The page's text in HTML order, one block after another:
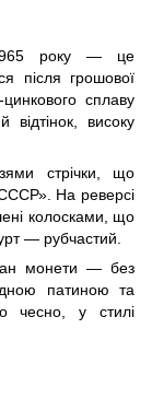
року — це
після грошової
сплаву
відтінок, високу
стрічки, що
На реверсі
колосками, що
— рубчастий.
монети — без
патиною та
чесно, у стилі